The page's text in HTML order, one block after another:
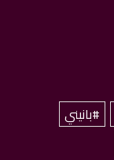
#بانيني